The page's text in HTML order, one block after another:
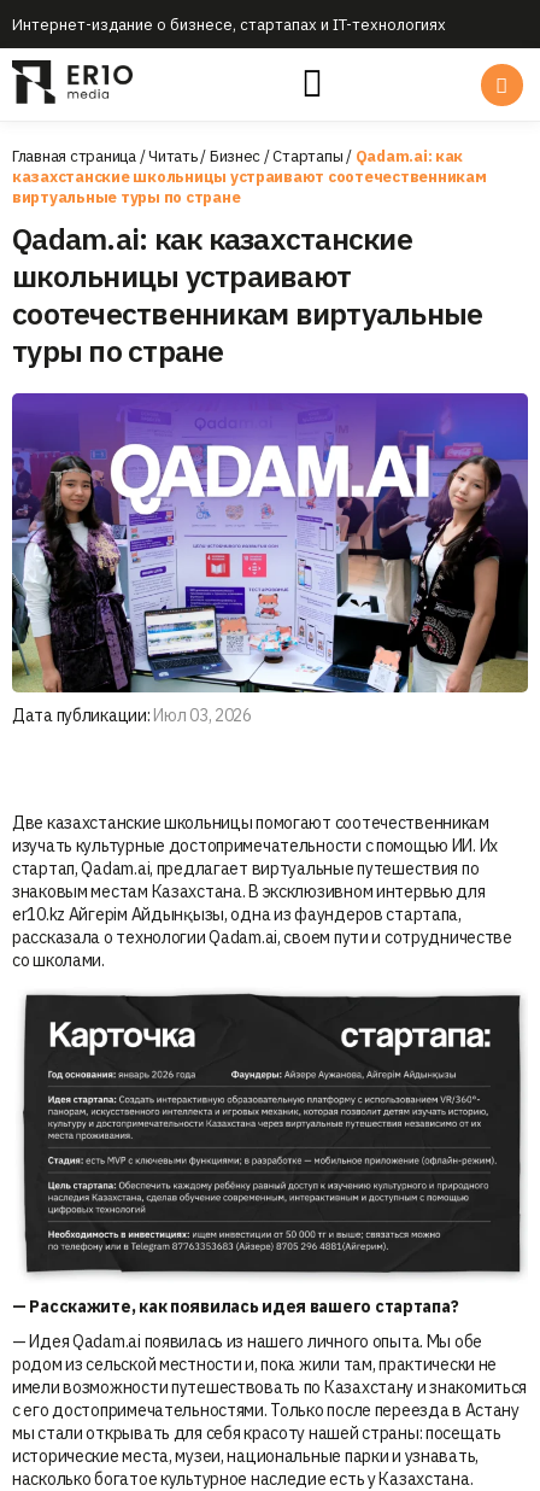
Интернет-издание о бизнесе, стартапах и IT-технологиях
Главная страница/Читать/Бизнес/Стартапы/ Qadam.ai: как
казахстанские школьницы устраивают соотечественникам
виртуальные туры по стране
Qadam.ai: как казахстанские
школьницы устраивают
соотечественникам виртуальные
туры по стране
Дата публикации: Июл 03, 2026
Две казахстанские школьницы помогают соотечественникам
изучать культурные достопримечательности с помощью ИИ. Их
стартап, Qadam.ai, предлагает виртуальные путешествия по
знаковым местам Казахстана. В эксклюзивном интервью для
er10.kz Айгерім Айдынқызы, одна из фаундеров стартапа,
рассказала о технологии Qadam.ai, своем пути и сотрудничестве
со школами.
— Расскажите, как появилась идея вашего стартапа?
— Идея Qadam.ai появилась из нашего личного опыта. Мы обе
родом из сельской местности и, пока жили там, практически не
имели возможности путешествовать по Казахстану и знакомиться
с его достопримечательностями. Только после переезда в Астану
мы стали открывать для себя красоту нашей страны: посещать
исторические места, музеи, национальные парки и узнавать,
насколько богатое культурное наследие есть у Казахстана.